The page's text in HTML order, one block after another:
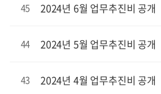
45 2024년 6월 업무추진비 공개
44 2024년 5월 업무추진비 공개
43 2024년 4월 업무추진비 공개